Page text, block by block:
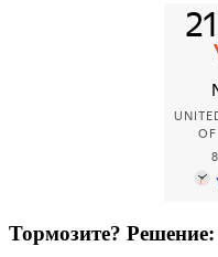
Тормозите? Решение: